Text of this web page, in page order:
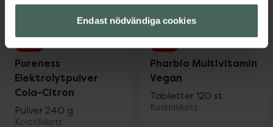
Endast nödvändiga cookies
Pureness
Elektrolytpulver
Cola-Citron
Pulver 240 g
Kosttillskott
Pharbio Multivitamin
Vegan
Tabletter 120 st
Kosttillskott